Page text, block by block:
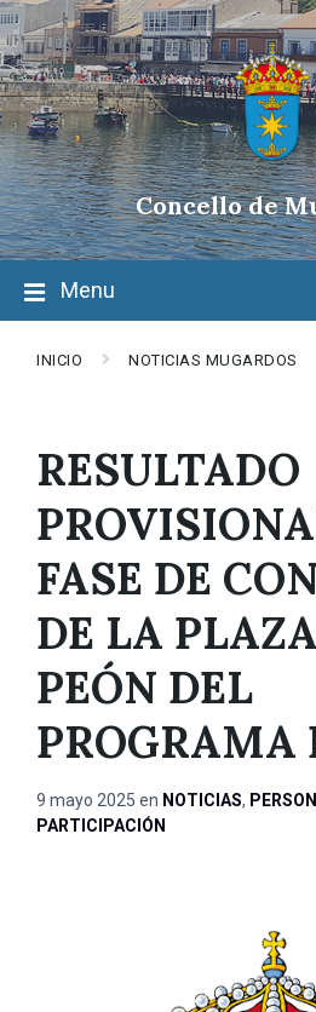
Skip
to
content
Skip
to
main
navigation
Skip
to
footer
Concello de
Menu
INICIO NOTICIAS MUGARDOS
RESULTADO
FASE DE
DE LA
PEÓN DEL
PROGRAMA
9 mayo 2025 en NOTICIAS,
PARTICIPACIÓN